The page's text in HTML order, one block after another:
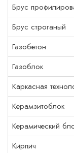
Брус
Брус строганый
Газобетон
Газоблок
Каркасная
Керамзитоблок
Керамический
Кирпич